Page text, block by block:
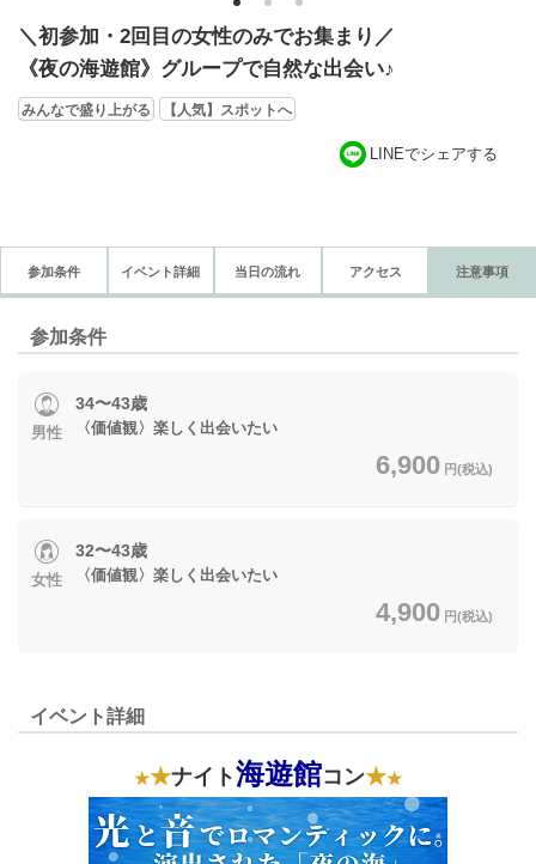
1 2 3
＼初参加・2回目の女性のみでお集まり／
《夜の海遊館》グループで自然な出会い♪
みんなで盛り上がる 【人気】スポットへ
LINEでシェアする
参加条件 イベント詳細 当日の流れ アクセス 注意事項
参加条件
男性
34〜43歳
〈価値観〉楽しく出会いたい
6,900 円(税込)
女性
32〜43歳
〈価値観〉楽しく出会いたい
4,900 円(税込)
イベント詳細
★★ナイト海遊館コン★★